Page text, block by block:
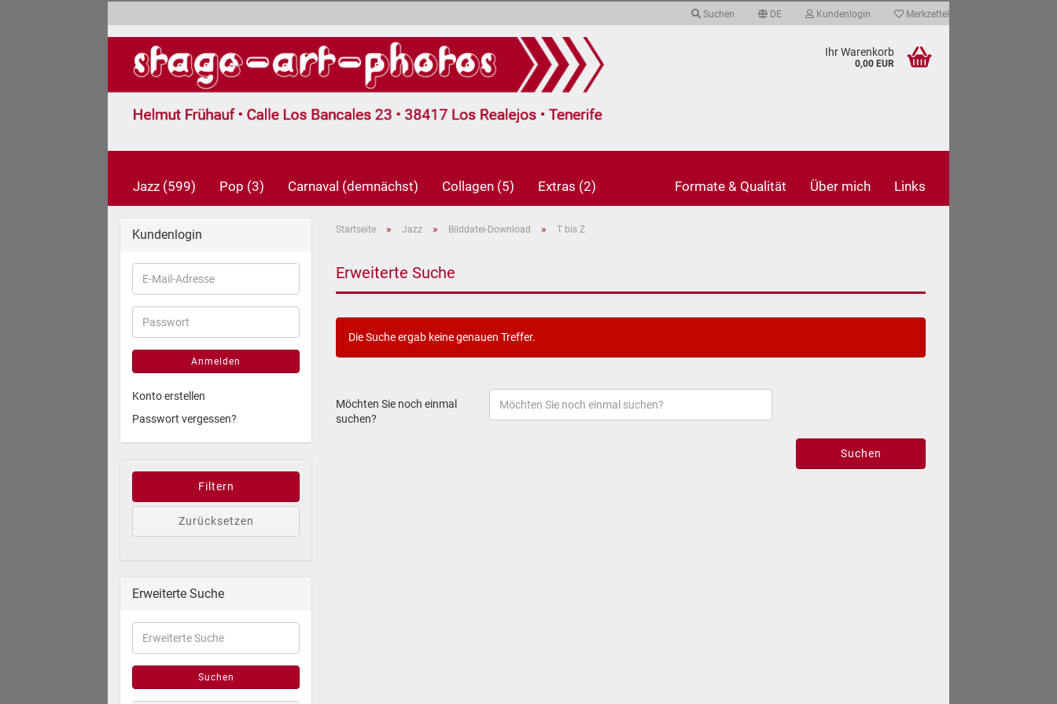
Suchen DE
Sprache auswählen
Währung auswählen
Kundenlogin Merkzettel
Ihr Warenkorb
0,00 EUR
Jazz (599) Pop (3) Carnaval (demnächst) Collagen (5) Extras (2) Formate & Qualität Über mich Links
Startseite » Jazz » Bilddatei-Download » T bis Z
Erweiterte Suche
Die Suche ergab keine genauen Treffer.
Möchten Sie noch einmal
suchen?
Suchen
Kundenlogin
Anmelden
Konto erstellen
Passwort vergessen?
Filtern
Zurücksetzen
Erweiterte Suche
Suchen